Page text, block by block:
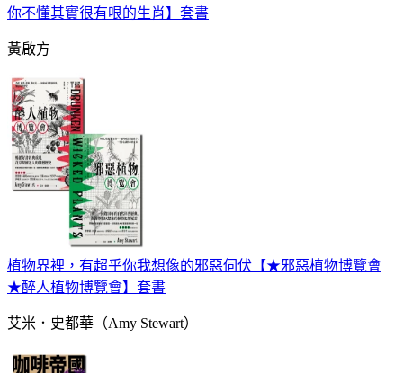
你不懂其實很有哏的生肖】套書
黃啟方
植物界裡，有超乎你我想像的邪惡伺伏【★邪惡植物博覽會
★醉人植物博覽會】套書
艾米．史都華（Amy Stewart）